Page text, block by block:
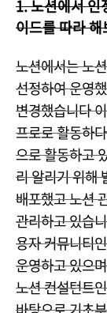
1. 노션에서 인
이드를 따라
노션에서는 노
선정하여 운영
변경했습니다
프로로 활동하
으로 활동하고
리 알리기 위해
배포했고 노션
관리하고 있습
용자 커뮤니티
운영하고 있으
노션 컨설턴트